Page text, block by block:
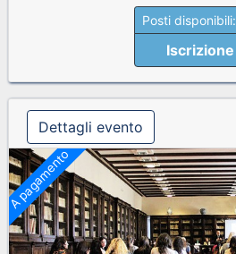
Posti disponibili:
Iscrizione
Dettagli evento
A pagamento